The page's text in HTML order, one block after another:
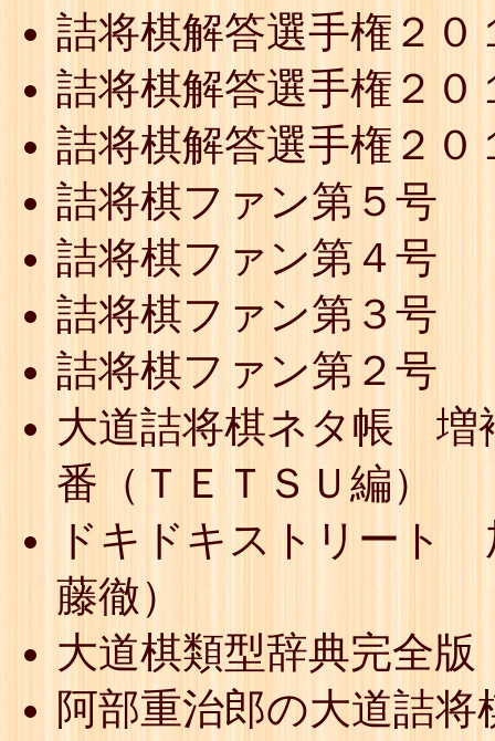
詰将棋解答選手権２０
詰将棋解答選手権２０
詰将棋解答選手権２０
詰将棋ファン第５号
詰将棋ファン第４号
詰将棋ファン第３号
詰将棋ファン第２号
大道詰将棋ネタ帳 増
番（ＴＥＴＳＵ編）
ドキドキストリート
藤徹）
大道棋類型辞典完全版
阿部重治郎の大道詰